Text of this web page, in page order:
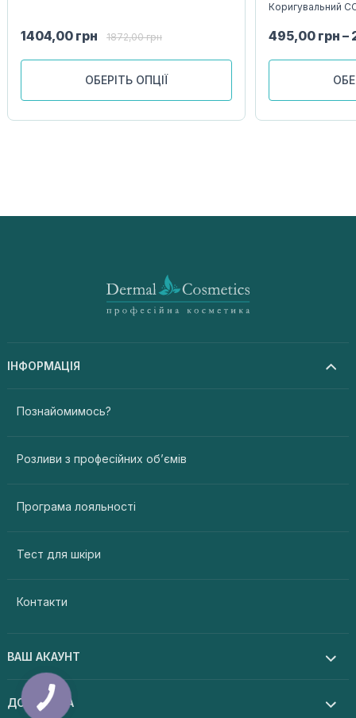
1404,00 грн 1872,00грн
ОБЕРІТЬ ОПЦІЇ
Коригувальний
495,00 грн –
ІНФОРМАЦІЯ
Познайомимось?
Розливи з професійних об’ємів
Програма лояльності
Тест для шкіри
Контакти
ВАШ АКАУНТ
ДОПОМОГА